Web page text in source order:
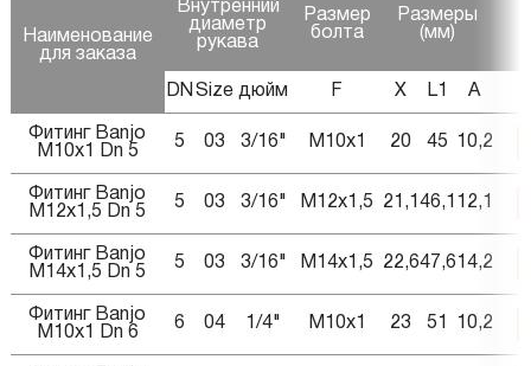
Наименование
для заказа
Внутренний
диаметр
рукава
Размер
болта
Размеры
(мм)
DN Size дюйм F X L1 A
Фитинг Banjo
M10x1 Dn 5
5 03 3/16" M10x1 20 45 10,2
Фитинг Banjo
M12x1,5 Dn 5
5 03 3/16" M12x1,5 21,1 46,1 12,1
Фитинг Banjo
M14x1,5 Dn 5
5 03 3/16" M14x1,5 22,647,6 14,2
Фитинг Banjo
M10x1 Dn 6
6 04 1/4" M10x1 23 51 10,2